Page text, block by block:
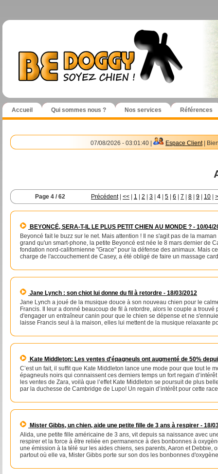
Accueil Qui sommes nous ? Nos services Références
07/08/2026 - 03:01:40 | Espace Client|
Page 4 / 62 Précédent| << 1 2 3 4 5 6 7 8 9 10
BEYONCÉ, SERA-T-IL LE PLUS PETIT CHIEN AU MONDE ? - 10/04/
Beyoncé fait le buzz sur le net. Mais attention ! Il ne s'agit pas de la
grand qu'un smart-phone, la petite Beyoncé est née le 8 mars dernier de
fondation nord-californienne "Grace" pour la défense des animaux. Mais
charge de l'accouchement de Casey, a été obligé de faire un massage
Jane Lynch : son chiot lui donne du fil à retordre - 18/03/2012
Jane Lynch a joué de la musique douce à son nouveau chien pour le
Francis. Il leur a donné beaucoup de fil à retordre, alors le couple a
d'engager un entraîneur canin pour que le chien se dépense et ne
laisse Francis seul à la maison, elles lui mettent de la musique relaxante
Kate Middleton: Les ventes d'épagneuls ont augmenté de 50%
C’est un fait, il suffit que Kate Middleton lance une mode pour que tout le
épagneuls noirs qui connaissent ces derniers temps un fort regain
les ventes de Zara, voilà que l’effet Kate Middleton se poursuit de plus
par la duchesse de Cambridge de Lupo! Un regain d’intérêt pour cette
Mister Gibbs, un chien, aide une petite fille de 3 ans à respirer - 18/
Alida, une petite fille américaine de 3 ans, vit depuis sa naissance avec
respirer et la force à être reliée en permanence à des bonbonnes à
une émission à la télé sur les aides chiens, ses parents, Aaron et
partout où elle va, Mister Gibbs porte sur son dos les bonbonnes